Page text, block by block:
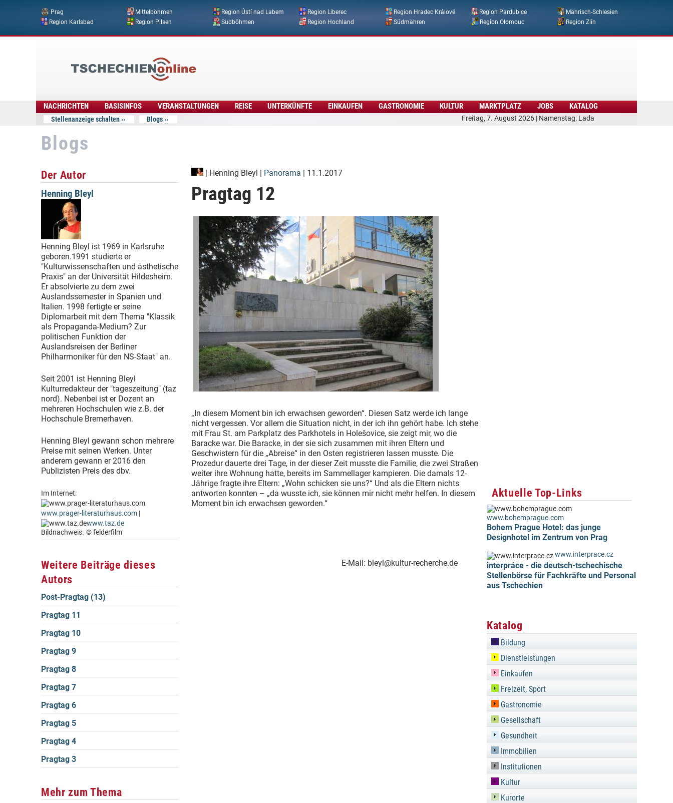
Direkt zum Inhalt
Prag Mittelböhmen Region Ústí nad Labem Region Liberec Region Hradec Králové Region Pardubice
Mährisch-Schlesien
Region Karlsbad
Region Pilsen Südböhmen Region Hochland Südmähren Region Olomouc Region Zlín
Freitag, 7. August 2026 | Namenstag: Lada
Online
NACHRICHTEN BASISINFOS VERANSTALTUNGEN REISE UNTERKÜNFTE EINKAUFEN GASTRONOMIE KULTUR MARKTPLATZ JOBS KATALOG
Stellenanzeige schalten Blogs
Blogs
Der Autor
Henning Bleyl
Henning Bleyl ist 1969 in Karlsruhe
geboren.1991 studierte er
"Kulturwissenschaften und ästhetische
Praxis" an der Universität Hildesheim.
Er absolvierte zu dem zwei
Auslandssemester in Spanien und
Italien. 1998 fertigte er seine
Diplomarbeit mit dem Thema "Klassik
als Propaganda-Medium? Zur
politischen Funktion der
Auslandsreisen der Berliner
Philharmoniker für den NS-Staat" an.
Seit 2001 ist Henning Bleyl
Kulturredakteur der "tageszeitung" (taz
nord). Nebenbei ist er Dozent an
mehreren Hochschulen wie z.B. der
Hochschule Bremerhaven.
Henning Bleyl gewann schon mehrere
Preise mit seinen Werken. Unter
anderem gewann er 2016 den
Publizisten Preis des dbv.
Im Internet:
www.prager-literaturhaus.com |
www.taz.de
Bildnachweis: © felderfilm
Weitere Beiträge dieses
Autors
Post-Pragtag (13)
Pragtag 11
Pragtag 10
Pragtag 9
Pragtag 8
Pragtag 7
Pragtag 6
Pragtag 5
Pragtag 4
Pragtag 3
Mehr zum Thema
| Henning Bleyl | Panorama | 11.1.2017
Pragtag 12
„In diesem Moment bin ich erwachsen geworden“. Diesen Satz werde ich lange
nicht vergessen. Vor allem die Situation nicht, in der ich ihn gehört habe. Ich stehe
mit Frau St. am Parkplatz des Parkhotels in Holešovice, sie zeigt mir, wo die
Baracke war. Die Baracke, in der sie sich zusammen mit ihren Eltern und
Geschwistern für die „Abreise“ in den Osten registrieren lassen musste. Die
Prozedur dauerte drei Tage, in der dieser Zeit musste die Familie, die zwei Straßen
weiter ihre Wohnung hatte, bereits im Sammellager kampieren. Die damals 12-
Jährige fragte ihre Eltern: „Wohn schicken sie uns?“ Und als die Eltern nichts
antworten konnten – „da wusste ich, sie können mir nicht mehr helfen. In diesem
Moment bin ich erwachsen geworden.“
E-Mail: bleyl@kultur-recherche.de
Aktuelle Top-Links
www.bohemprague.com
Bohem Prague Hotel: das junge
Designhotel im Zentrum von Prag
www.interprace.cz
interpráce - die deutsch-tschechische
Stellenbörse für Fachkräfte und Personal
aus Tschechien
Katalog
Bildung
Dienstleistungen
Einkaufen
Freizeit, Sport
Gastronomie
Gesellschaft
Gesundheit
Immobilien
Institutionen
Kultur
Kurorte